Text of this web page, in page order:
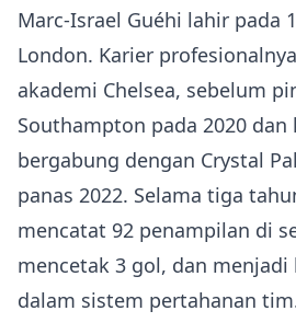
Marc-Israel Guéhi lahir pada
London. Karier
akademi Chelsea, sebelum
Southampton pada 2020 dan
bergabung dengan Crystal
panas 2022. Selama tiga
mencatat 92 penampilan di
mencetak 3 gol, dan
dalam sistem pertahanan